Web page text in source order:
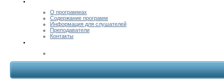
О программах
Содержание программ
Информация для слушателей
Преподаватели
Контакты